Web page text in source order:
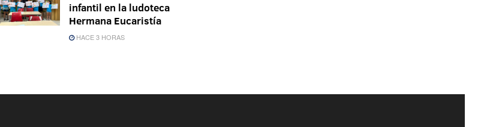
infantil en la ludoteca
Hermana Eucaristía
HACE 3 HORAS